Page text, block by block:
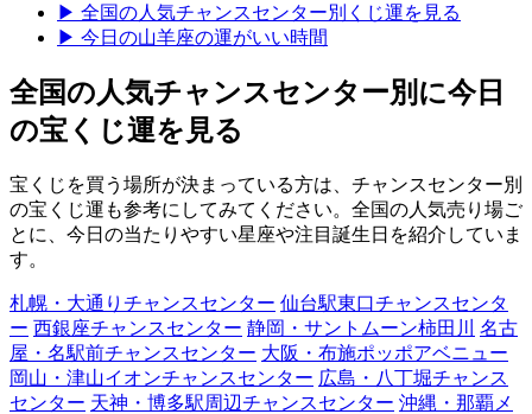
▶ 全国の人気チャンスセンター別くじ運を見る
▶ 今日の山羊座の運がいい時間
全国の人気チャンスセンター別に今日
の宝くじ運を見る
宝くじを買う場所が決まっている方は、チャンスセンター別
の宝くじ運も参考にしてみてください。全国の人気売り場ご
とに、今日の当たりやすい星座や注目誕生日を紹介していま
す。
札幌・大通りチャンスセンター 仙台駅東口チャンスセンタ
ー 西銀座チャンスセンター 静岡・サントムーン柿田川
名古
屋・名駅前チャンスセンター 大阪・布施ポッポアベニュー
岡山・津山イオンチャンスセンター 広島・八丁堀チャンス
センター 天神・博多駅周辺チャンスセンター 沖縄・那覇メ